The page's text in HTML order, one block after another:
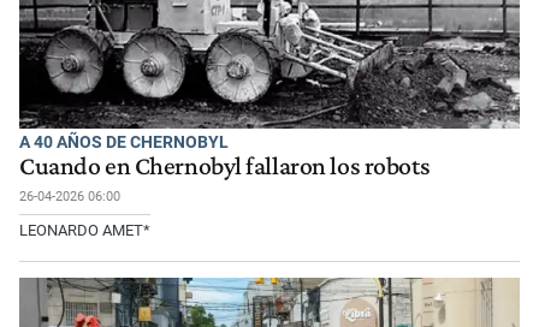
A 40 AÑOS DE CHERNOBYL
Cuando en Chernobyl fallaron los robots
26-04-2026 06:00
LEONARDO AMET*